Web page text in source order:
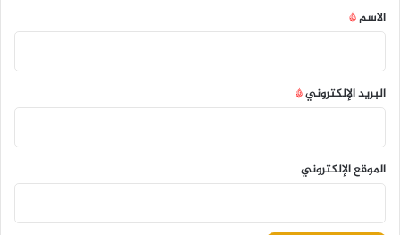
*
الاسم*
البريد الإلكتروني*
الموقع الإلكتروني